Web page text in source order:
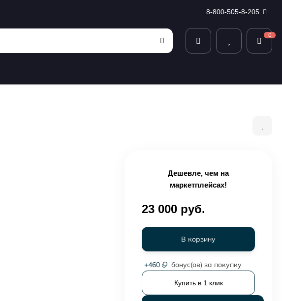
8-800-505-8-205
0
Дешевле, чем на
маркетплейсах!
23 000 руб.
В корзину
+460 бонус(ов) за покупку
Купить в 1 клик